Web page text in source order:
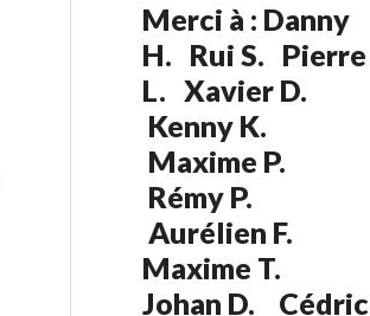
Merci à : Danny
H. Rui S. Pierre
L. Xavier D.
Kenny K.
Maxime P.
Rémy P.
Aurélien F.
Maxime T.
Johan D. Cédric